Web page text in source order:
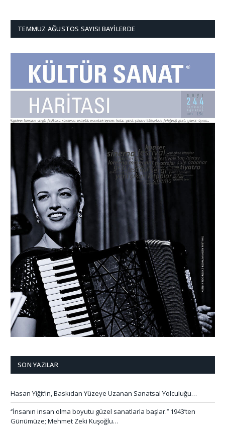
TEMMUZ AĞUSTOS SAYISI BAYILERDE
SON YAZILAR
Hasan Yiğit’in, Baskıdan Yüzeye Uzanan Sanatsal Yolculuğu…
‘’İnsanın insan olma boyutu güzel sanatlarla başlar.’’ 1943’ten
Günümüze; Mehmet Zeki Kuşoğlu…